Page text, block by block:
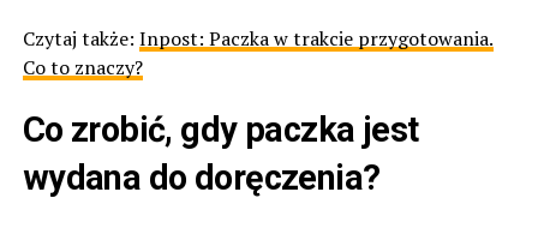
Czytaj także: Inpost: Paczka w trakcie przygotowania.
Co to znaczy?
Co zrobić, gdy paczka jest
wydana do doręczenia?